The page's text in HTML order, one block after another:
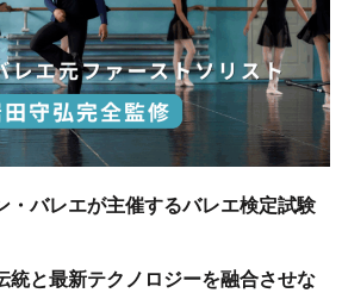
・バレエが主催するバレエ検定試験
統と最新テクノロジーを融合させな